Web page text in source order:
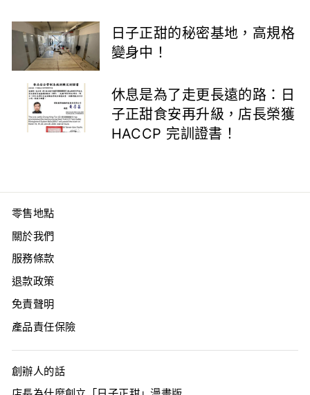
日子正甜的秘密基地，高規格
變身中！
休息是為了走更長遠的路：日
子正甜食安再升級，店長榮獲
HACCP 完訓證書！
零售地點
關於我們
服務條款
退款政策
免責聲明
產品責任保險
創辦人的話